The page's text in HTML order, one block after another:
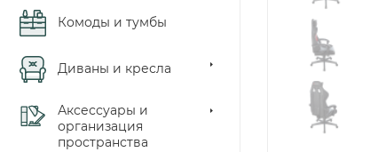
Комоды и тумбы
Диваны и кресла
Аксессуары и
организация
пространства